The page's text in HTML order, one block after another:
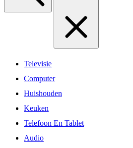
Televisie
Computer
Huishouden
Keuken
Telefoon En Tablet
Audio